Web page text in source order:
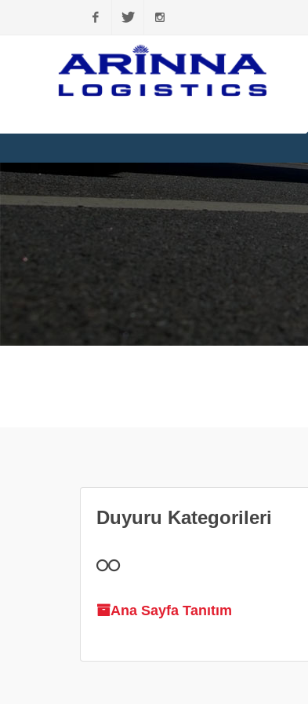
FacebookTwitterInstagram
Duyuru Kategorileri
Ana Sayfa Tanıtım